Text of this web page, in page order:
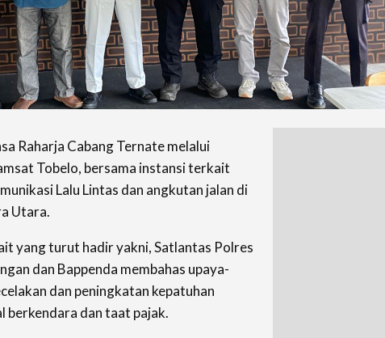
Raharja Cabang Ternate melalui
Tobelo, bersama instansi terkait
Lalu Lintas dan angkutan jalan di
Utara.
yang turut hadir yakni, Satlantas Polres
dan Bappenda membahas upaya-
dan peningkatan kepatuhan
berkendara dan taat pajak.